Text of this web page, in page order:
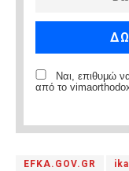
Ναι, επιθυμώ
από το
EFKA.GOV.GR